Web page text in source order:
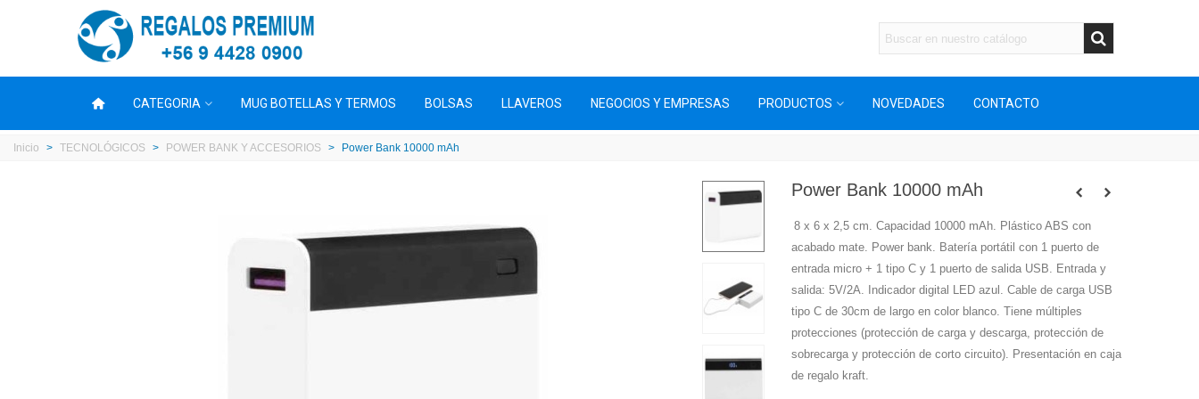
CATEGORIA MUG BOTELLAS Y TERMOS BOLSAS LLAVEROS NEGOCIOS Y EMPRESAS PRODUCTOS NOVEDADES CONTACTO
Inicio > TECNOLÓGICOS > POWER BANK Y ACCESORIOS > Power Bank 10000 mAh
Power Bank 10000 mAh
8 x 6 x 2,5 cm. Capacidad 10000 mAh. Plástico ABS con
acabado mate. Power bank. Batería portátil con 1 puerto de
entrada micro + 1 tipo C y 1 puerto de salida USB. Entrada y
salida: 5V/2A. Indicador digital LED azul. Cable de carga USB
tipo C de 30cm de largo en color blanco. Tiene múltiples
protecciones (protección de carga y descarga, protección de
sobrecarga y protección de corto circuito). Presentación en caja
de regalo kraft.